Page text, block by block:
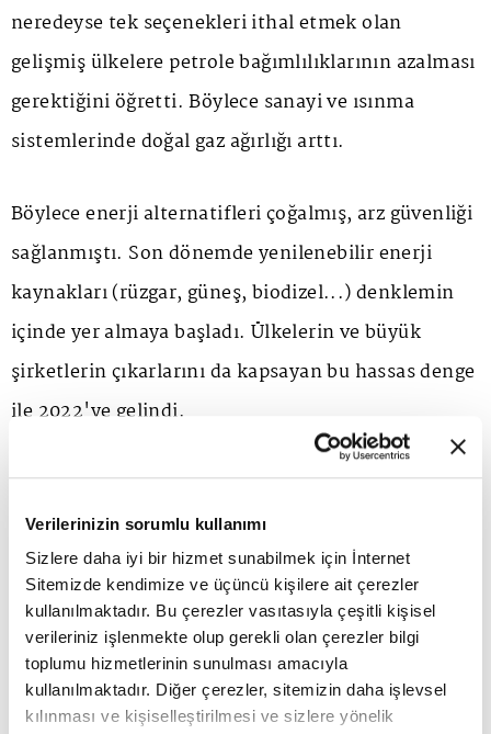
Verilerinizin sorumlu kullanımı
Sizlere daha iyi bir hizmet sunabilmek için İnternet
Sitemizde kendimize ve üçüncü kişilere ait çerezler
kullanılmaktadır. Bu çerezler vasıtasıyla çeşitli kişisel
verileriniz işlenmekte olup gerekli olan çerezler bilgi
toplumu hizmetlerinin sunulması amacıyla
kullanılmaktadır. Diğer çerezler, sitemizin daha işlevsel
kılınması ve kişiselleştirilmesi ve sizlere yönelik
neredeyse tek seçenekleri ithal etmek olan
gelişmiş ülkelere petrole bağımlılıklarının azalması
gerektiğini öğretti. Böylece sanayi ve ısınma
sistemlerinde doğal gaz ağırlığı arttı.
Böylece enerji alternatifleri çoğalmış, arz güvenliği
sağlanmıştı. Son dönemde yenilenebilir enerji
kaynakları (rüzgar, güneş, biodizel...) denklemin
içinde yer almaya başladı. Ülkelerin ve büyük
şirketlerin çıkarlarını da kapsayan bu hassas denge
ile 2022'ye gelindi.
İklim krizi önemli bir 'oyun değiştirici' olarak
enerji piyasalarındaki dengeyi yenilenebilir
enerjiye doğru bozmaya başladı. Rusya ile AB'nin
yaşadığı ve petrolden ziyade doğal gaz temelli
anlaşmazlık yeni teknolojilerin kapısını açacak gibi
görünüyor. Ancak hidrojen gibi AB'nin bel
bağladığı teknolojileri kısa vadede geliştirmek